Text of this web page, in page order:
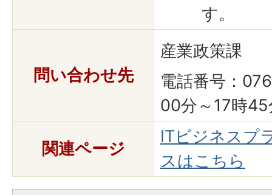
す。
問い合わせ先
産業政策課
電話番号：
00分～17時45
関連ページ
ITビジネスプ
スはこちら